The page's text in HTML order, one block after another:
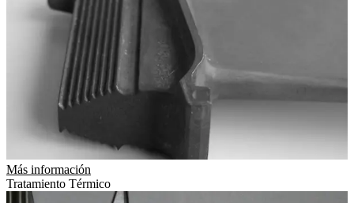
Más información
Tratamiento Térmico